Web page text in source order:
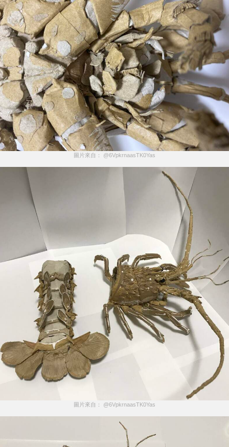
圖片來自： @6VpkrnaasTK0Yas
圖片來自： @6VpkrnaasTK0Yas